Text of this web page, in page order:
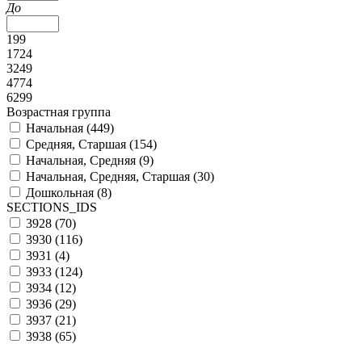
До
199
1724
3249
4774
6299
Возрастная группа
Начальная (449)
Средняя, Старшая (154)
Начальная, Средняя (9)
Начальная, Средняя, Старшая (30)
Дошкольная (8)
SECTIONS_IDS
3928 (70)
3930 (116)
3931 (4)
3933 (124)
3934 (12)
3936 (29)
3937 (21)
3938 (65)